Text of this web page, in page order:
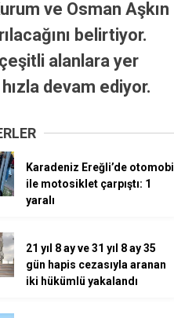
ve Osman Aşkın
belirtiyor.
alanlara yer
devam ediyor.
Karadeniz Ereğli’de otomobil
ile motosiklet çarpıştı: 1
yaralı
21 yıl 8 ay ve 31 yıl 8 ay 35
gün hapis cezasıyla aranan
iki hükümlü yakalandı